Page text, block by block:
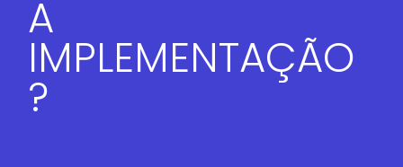
A
IMPLEMENTAÇÃO
?